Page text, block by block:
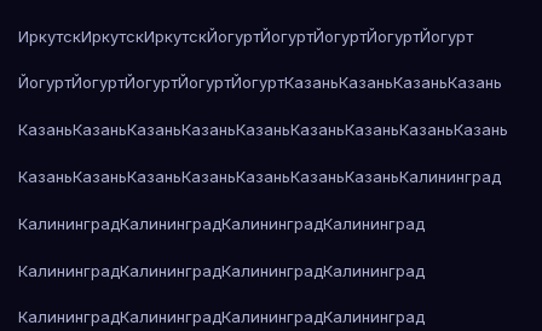
ИркутскИркутскИркутскЙогуртЙогуртЙогуртЙогуртЙогурт
ЙогуртЙогуртЙогуртЙогуртЙогуртКазаньКазаньКазаньКазань
КазаньКазаньКазаньКазаньКазаньКазаньКазаньКазаньКазань
КазаньКазаньКазаньКазаньКазаньКазаньКазаньКалининград
КалининградКалининградКалининградКалининград
КалининградКалининградКалининградКалининград
КалининградКалининградКалининградКалининград